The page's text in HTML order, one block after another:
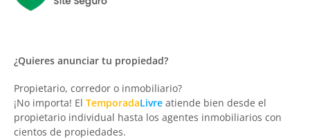
¿Quieres anunciar tu propiedad?
Propietario, corredor o inmobiliario?
¡No importa! El TemporadaLivre atiende bien desde el
propietario individual hasta los agentes inmobiliarios con
cientos de propiedades.